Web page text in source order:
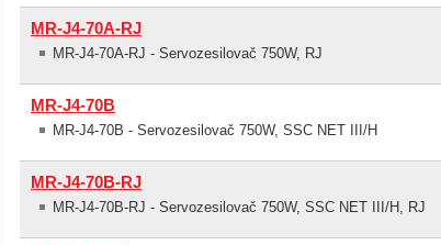
MR-J4-70A-RJ
MR-J4-70A-RJ - Servozesilovač 750W, RJ
MR-J4-70B
MR-J4-70B - Servozesilovač 750W, SSC NET III/H
MR-J4-70B-RJ
MR-J4-70B-RJ - Servozesilovač 750W, SSC NET III/H, RJ